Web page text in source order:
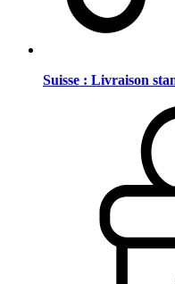
Suisse : Livraison